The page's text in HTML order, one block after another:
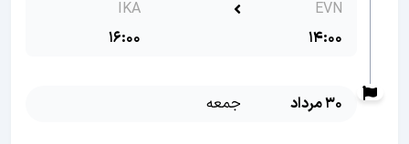
EVN
14:00
IKA
16:00
30 مرداد جمعه